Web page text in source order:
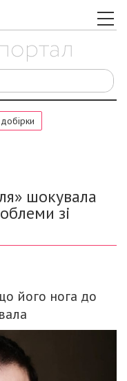
шокувала
зі
його нога до